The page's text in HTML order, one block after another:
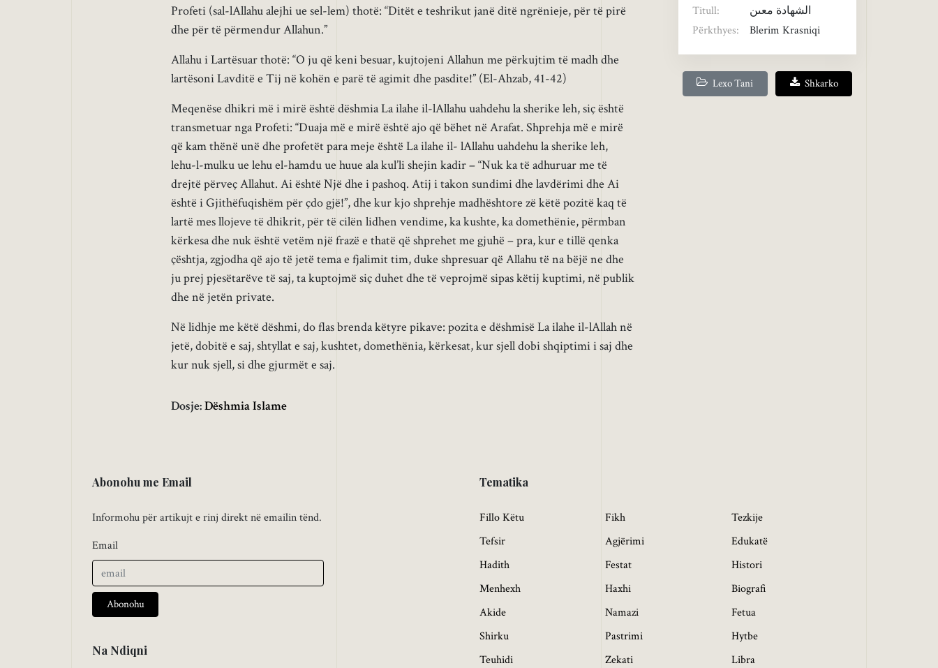
Profeti (sal-lAllahu alejhi ue sel-lem) thotë: “Ditët e teshrikut janë ditë ngrënieje, për të pirë
dhe për të përmendur Allahun.”
Allahu i Lartësuar thotë: “O ju që keni besuar, kujtojeni Allahun me përkujtim të madh dhe
lartësoni Lavditë e Tij në kohën e parë të agimit dhe pasdite!” (El-Ahzab, 41-42)
Meqenëse dhikri më i mirë është dëshmia La ilahe il-lAllahu uahdehu la sherike leh, siç është
transmetuar nga Profeti: “Duaja më e mirë është ajo që bëhet në Arafat. Shprehja më e mirë
që kam thënë unë dhe profetët para meje është La ilahe il- lAllahu uahdehu la sherike leh,
lehu-l-mulku ue lehu el-hamdu ue huue ala kul’li shejin kadir – “Nuk ka të adhuruar me të
drejtë përveç Allahut. Ai është Një dhe i pashoq. Atij i takon sundimi dhe lavdërimi dhe Ai
është i Gjithëfuqishëm për çdo gjë!”, dhe kur kjo shprehje madhështore zë këtë pozitë kaq të
lartë mes llojeve të dhikrit, për të cilën lidhen vendime, ka kushte, ka domethënie, përmban
kërkesa dhe nuk është vetëm një frazë e thatë që shprehet me gjuhë – pra, kur e tillë qenka
çështja, zgjodha që ajo të jetë tema e fjalimit tim, duke shpresuar që Allahu të na bëjë ne dhe
ju prej pjesëtarëve të saj, ta kuptojmë siç duhet dhe të veprojmë sipas këtij kuptimi, në publik
dhe në jetën private.
Në lidhje me këtë dëshmi, do flas brenda këtyre pikave: pozita e dëshmisë La ilahe il-lAllah në
jetë, dobitë e saj, shtyllat e saj, kushtet, domethënia, kërkesat, kur sjell dobi shqiptimi i saj dhe
kur nuk sjell, si dhe gjurmët e saj.
Dosje:Dëshmia Islame
Titull:
Përkthyes:
Blerim Krasniqi
Lexo Tani Shkarko
Abonohu me Email
Informohu për artikujt e rinj direkt në emailin tënd.
Email
Abonohu
Na Ndiqni
Tematika
Fillo Këtu
Tefsir
Hadith
Menhexh
Akide
Shirku
Teuhidi
Fikh
Agjërimi
Festat
Haxhi
Namazi
Pastrimi
Zekati
Tezkije
Edukatë
Histori
Biografi
Fetua
Hytbe
Libra